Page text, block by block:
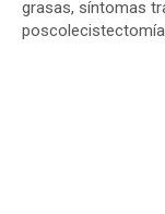
grasas, síntomas